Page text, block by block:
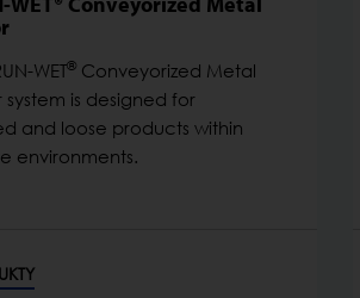
WET® Conveyorized Metal
is designed for
and loose products within
environments.